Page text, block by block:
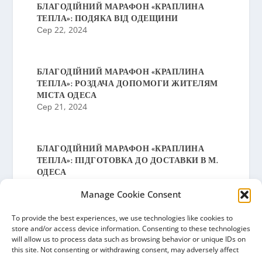
Manage Cookie Consent
To provide the best experiences, we use technologies like cookies to
store and/or access device information. Consenting to these technologies
will allow us to process data such as browsing behavior or unique IDs on
this site. Not consenting or withdrawing consent, may adversely affect
БЛАГОДІЙНИЙ МАРАФОН «КРАПЛИНА
ТЕПЛА»: ПОДЯКА ВІД ОДЕЩИНИ
Сер 22, 2024
БЛАГОДІЙНИЙ МАРАФОН «КРАПЛИНА
ТЕПЛА»: РОЗДАЧА ДОПОМОГИ ЖИТЕЛЯМ
МІСТА ОДЕСА
Сер 21, 2024
БЛАГОДІЙНИЙ МАРАФОН «КРАПЛИНА
ТЕПЛА»: ПІДГОТОВКА ДО ДОСТАВКИ В М.
ОДЕСА
БЛАГОДІЙНИЙ МАРАФОН «КРАПЛИНА
ТЕПЛА»: ПОДЯКА ВІД БАРИШІВСЬКОЇ
СЕЛИЩНОЇ РАДИ